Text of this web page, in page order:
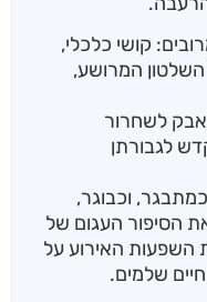
קושי כלכלי,
השלטון המרושע,
לשחרור
לגבורתן
וכבוגר,
הסיפור העגום של
השפעות האירוע על
שלמים.